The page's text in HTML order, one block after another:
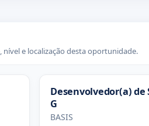
e localização desta oportunidade.
Desenvolvedor(a) de
G
BASIS